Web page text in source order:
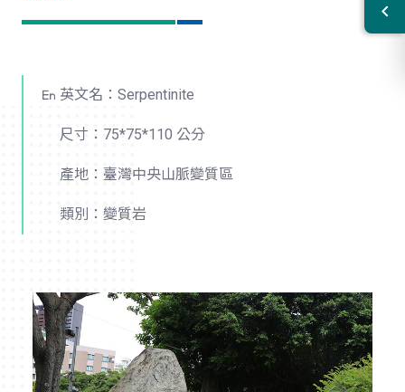
英文名：Serpentinite
尺寸：75*75*110 公分
產地：臺灣中央山脈變質區
類別：變質岩